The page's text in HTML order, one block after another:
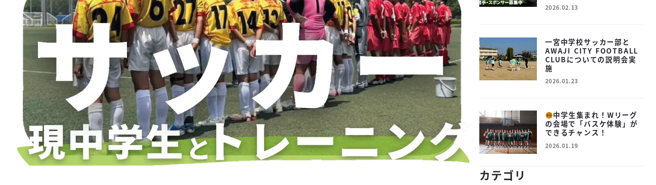
投稿日
2026.02.13
一宮中学校サッカー部と
AWAJI CITY FOOTBALL
CLUBについての説明会実
施
投稿日
2026.01.23
中学生集まれ！Wリーグ
の会場で「バスケ体験」が
できるチャンス！
投稿日
2026.01.19
カテゴリ